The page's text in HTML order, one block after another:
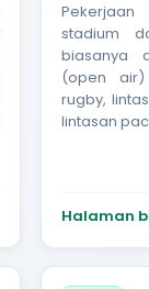
stadium
biasanya
(open
rugby,
lintasan
Halaman